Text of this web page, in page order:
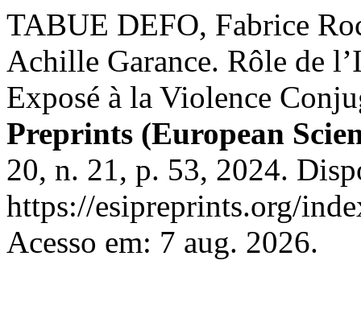
TABUE DEFO, Fabrice
Achille Garance. Rôle de
Exposé à la Violence
Preprints (European
20, n. 21, p. 53, 2024.
https://esipreprints.org/
Acesso em: 7 aug. 2026.